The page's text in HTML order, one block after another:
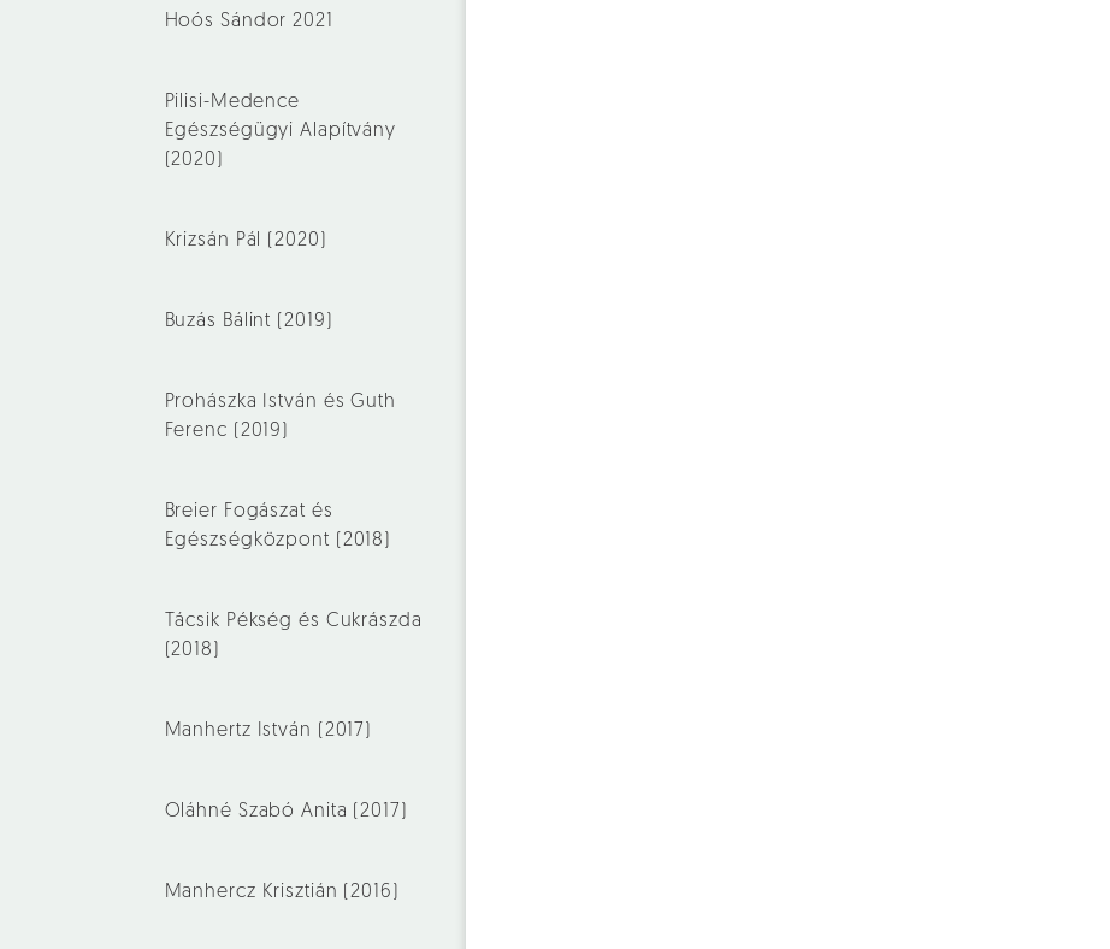
Hoós Sándor 2021
Pilisi-Medence
Egészségügyi Alapítvány
(2020)
Krizsán Pál (2020)
Buzás Bálint (2019)
Prohászka István és Guth
Ferenc (2019)
Breier Fogászat és
Egészségközpont (2018)
Tácsik Pékség és Cukrászda
(2018)
Manhertz István (2017)
Oláhné Szabó Anita (2017)
Manhercz Krisztián (2016)